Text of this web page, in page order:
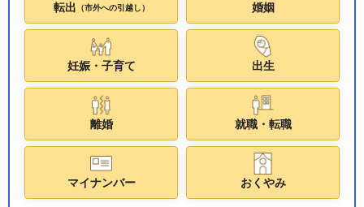
転出 （市外への引越し） 婚姻
妊娠・子育て 出生
離婚 就職・転職
マイナンバー おくやみ